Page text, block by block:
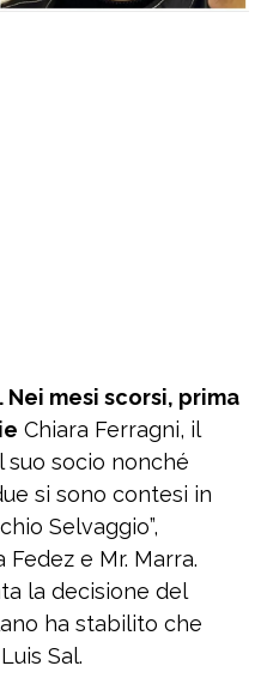
Nei mesi scorsi, prima
Chiara Ferragni, il
socio nonché
si sono contesi in
Selvaggio”,
e Mr. Marra.
la decisione del
ha stabilito che
Sal.